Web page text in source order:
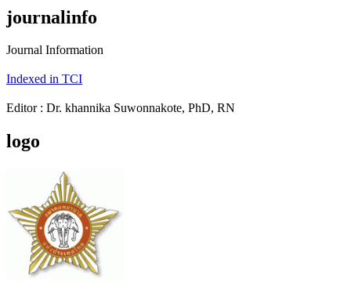
journalinfo
Journal Information
Indexed in TCI
Editor : Dr. khannika Suwonnakote, PhD, RN
logo